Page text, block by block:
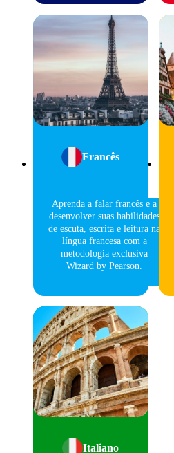
Francês
Aprenda a falar francês e a
desenvolver suas habilidades
de escuta, escrita e leitura na
língua francesa com a
metodologia exclusiva
Wizard by Pearson.
Italiano